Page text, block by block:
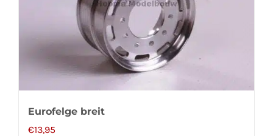
Eurofelge breit
€13,95